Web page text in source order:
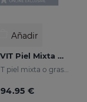
Añadir
PACK C-VIT Piel Mixta O Grasa
Pack C-VIT piel mixta o grasa - exclusivo online
94.95 €